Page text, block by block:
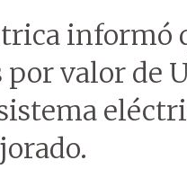
informó
valor de